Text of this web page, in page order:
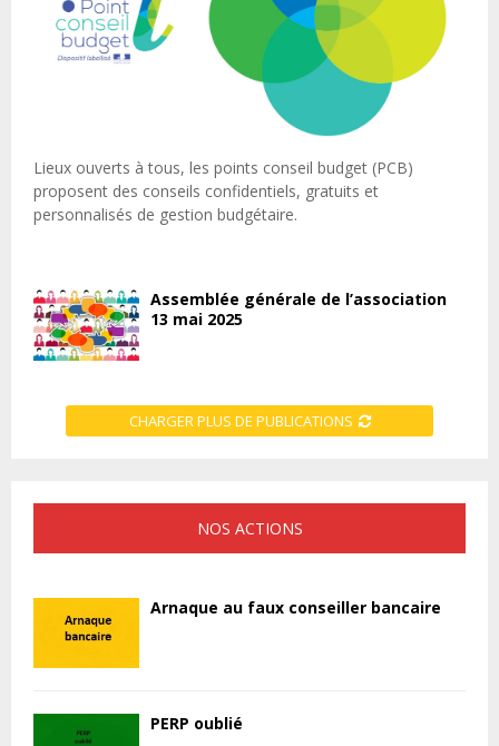
Lieux ouverts à tous, les points conseil budget (PCB)
proposent des conseils confidentiels, gratuits et
personnalisés de gestion budgétaire.
Assemblée générale de l’association
13 mai 2025
CHARGER PLUS DE PUBLICATIONS
NOS ACTIONS
Arnaque au faux conseiller bancaire
PERP oublié